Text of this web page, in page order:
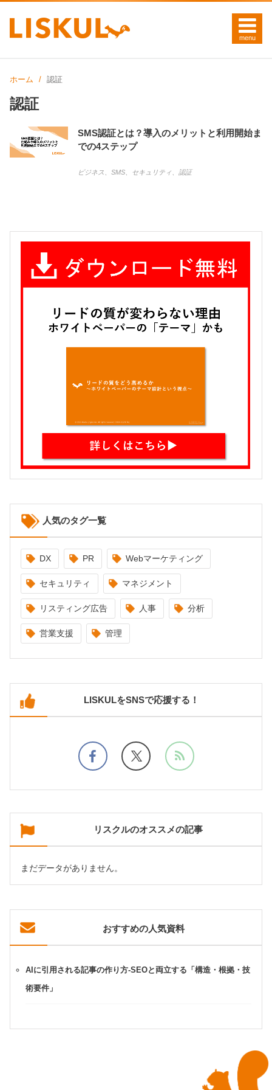
ホーム 認証
認証
SMS認証とは？導入のメリットと利用開始ま
での4ステップ
ビジネス SMS セキュリティ 認証
人気のタグ一覧
DX PR Webマーケティング
セキュリティ マネジメント
リスティング広告 人事 分析
営業支援 管理
LISKULをSNSで応援する！
リスクルのオススメの記事
まだデータがありません。
おすすめの人気資料
AIに引用される記事の作り方-SEOと両立する「構造・根拠・技
術要件」